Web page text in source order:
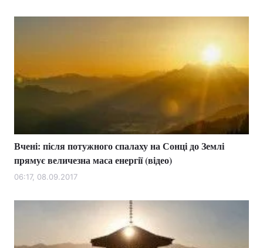
Вчені: після потужного спалаху на Сонці до Землі
прямує величезна маса енергії (відео)
06:17, 08.09.2017